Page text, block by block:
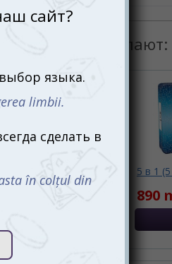
товаром покупают:
5 в 1
890